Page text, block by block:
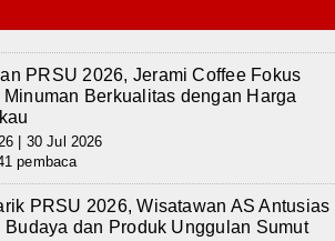
PRSU 2026, Jerami Coffee Fokus
Berkualitas dengan Harga
| 30 Jul 2026
pembaca
PRSU 2026, Wisatawan AS Antusias
Budaya dan Produk Unggulan Sumut